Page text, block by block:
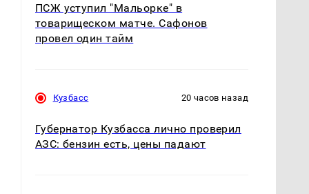
ПСЖ уступил "Мальорке" в
товарищеском матче. Сафонов
провел один тайм
Кузбасс 20 часов назад
Губернатор Кузбасса лично проверил
АЗС: бензин есть, цены падают